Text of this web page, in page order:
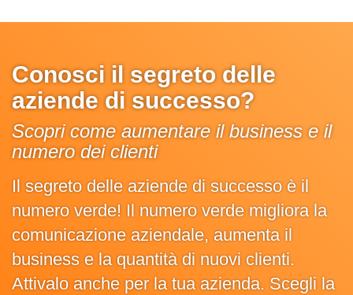
Conosci il segreto delle
aziende di successo?
Scopri come aumentare il business e il
numero dei clienti
Il segreto delle aziende di successo è il
numero verde! Il numero verde migliora la
comunicazione aziendale, aumenta il
business e la quantità di nuovi clienti.
Attivalo anche per la tua azienda. Scegli la